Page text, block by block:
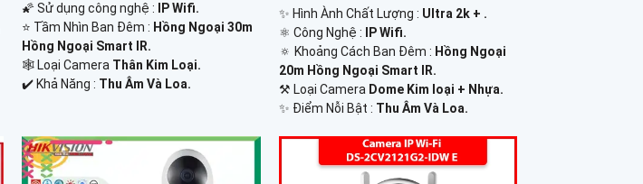
🌠 Sử dụng công nghệ :
IP Wifi.
⭐ Tầm Nhìn Ban Đêm : Hồng Ngoại 30m
Hồng Ngoại Smart IR.
🕸️ Loại Camera Thân Kim Loại.
️✔️ Khả Năng : Thu Âm Và Loa.
✨ Hình Ành Chất Lượng : Ultra 2k + .
⚛️ Công Nghệ :
IP Wifi.
🔅 Khoảng Cách Ban Đêm : Hồng Ngoại
20m Hồng Ngoại Smart IR.
⚒ Loại Camera Dome Kim loại + Nhựa.
️✨ Điểm Nỗi Bật : Thu Âm Và Loa.